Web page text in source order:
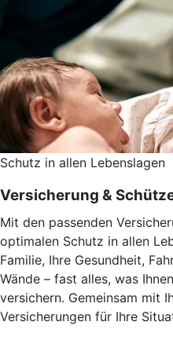
Schutz in allen Lebenslagen
Versicherung &
Mit den passenden
optimalen Schutz in allen
Familie, Ihre Gesundheit,
Wände – fast alles, was
versichern. Gemeinsam mit
Versicherungen für Ihre